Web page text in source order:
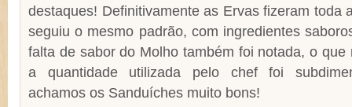
destaques! Definitivamente as Ervas fizeram toda
seguiu o mesmo padrão, com ingredientes
falta de sabor do Molho também foi notada, o que
a quantidade utilizada pelo chef foi
achamos os Sanduíches muito bons!